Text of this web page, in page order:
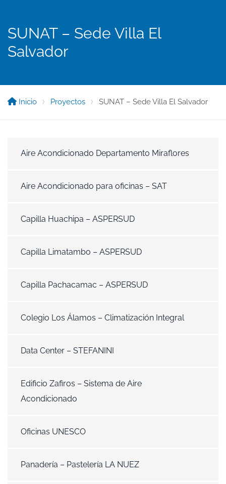
SUNAT – Sede Villa El
Salvador
Inicio Proyectos SUNAT – Sede Villa El Salvador
Aire Acondicionado Departamento Miraflores
Aire Acondicionado para oficinas – SAT
Capilla Huachipa – ASPERSUD
Capilla Limatambo – ASPERSUD
Capilla Pachacamac – ASPERSUD
Colegio Los Álamos – Climatización Integral
Data Center – STEFANINI
Edificio Zafiros – Sistema de Aire
Acondicionado
Oficinas UNESCO
Panadería – Pastelería LA NUEZ